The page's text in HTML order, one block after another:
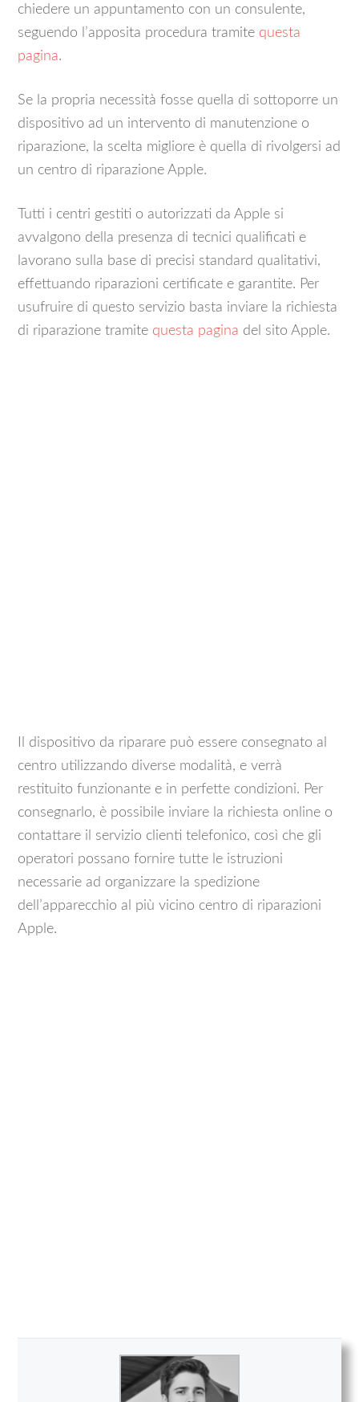
chiedere un appuntamento con un consulente,
seguendo l’apposita procedura tramite questa
pagina.
Se la propria necessità fosse quella di sottoporre un
dispositivo ad un intervento di manutenzione o
riparazione, la scelta migliore è quella di rivolgersi ad
un centro di riparazione Apple.
Tutti i centri gestiti o autorizzati da Apple si
avvalgono della presenza di tecnici qualificati e
lavorano sulla base di precisi standard qualitativi,
effettuando riparazioni certificate e garantite. Per
usufruire di questo servizio basta inviare la richiesta
di riparazione tramite questa pagina del sito Apple.
Il dispositivo da riparare può essere consegnato al
centro utilizzando diverse modalità, e verrà
restituito funzionante e in perfette condizioni. Per
consegnarlo, è possibile inviare la richiesta online o
contattare il servizio clienti telefonico, così che gli
operatori possano fornire tutte le istruzioni
necessarie ad organizzare la spedizione
dell’apparecchio al più vicino centro di riparazioni
Apple.